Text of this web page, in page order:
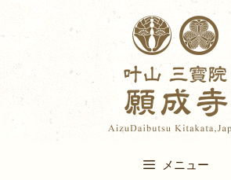
to
content
メニュー